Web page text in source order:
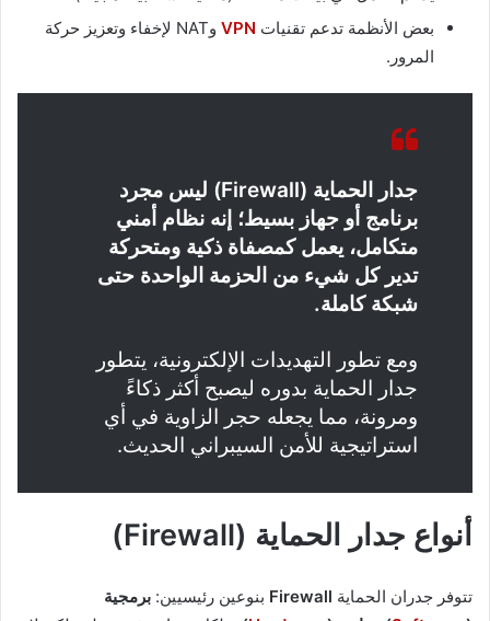
بعض الأنظمة تدعم تقنيات VPN
وNAT لإخفاء وتعزيز حركة
المرور.
جدار الحماية (Firewall) ليس مجرد
برنامج أو جهاز بسيط؛ إنه نظام أمني
متكامل، يعمل كمصفاة ذكية ومتحركة
تدير كل شيء من الحزمة الواحدة حتى
شبكة كاملة.
ومع تطور التهديدات الإلكترونية، يتطور
جدار الحماية بدوره ليصبح أكثر ذكاءً
ومرونة، مما يجعله حجر الزاوية في أي
استراتيجية للأمن السيبراني الحديث.
أنواع جدار الحماية (Firewall)
تتوفر جدران الحماية Firewall بنوعين رئيسيين: برمجية